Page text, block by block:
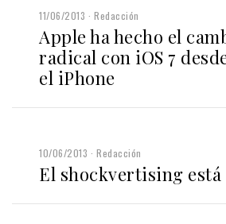
11/06/2013 Redacción
Apple ha hecho el
radical con iOS 7
el iPhone
10/06/2013 Redacción
El shockvertising está